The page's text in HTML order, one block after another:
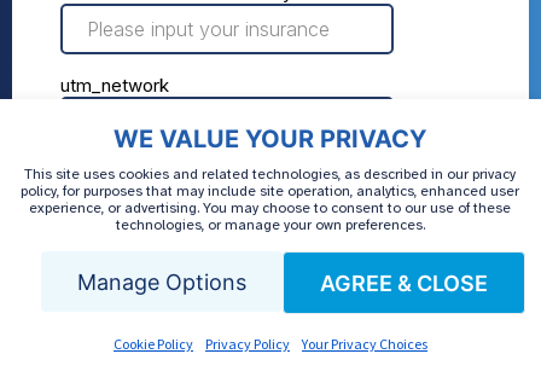
WE VALUE YOUR PRIVACY
This site uses cookies and related technologies, as described in our privacy
policy, for purposes that may include site operation, analytics, enhanced user
experience, or advertising. You may choose to consent to our use of these
technologies, or manage your own preferences.
Manage Options AGREE & CLOSE
Cookie Policy Privacy Policy Your Privacy Choices